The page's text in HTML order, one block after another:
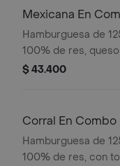
pet
Mexicana En
Hamburguesa de
100% de res,
guacamole, fríjol
bebida pet
$ 43.400
Corral En Combo
Hamburguesa de
100% de res, con